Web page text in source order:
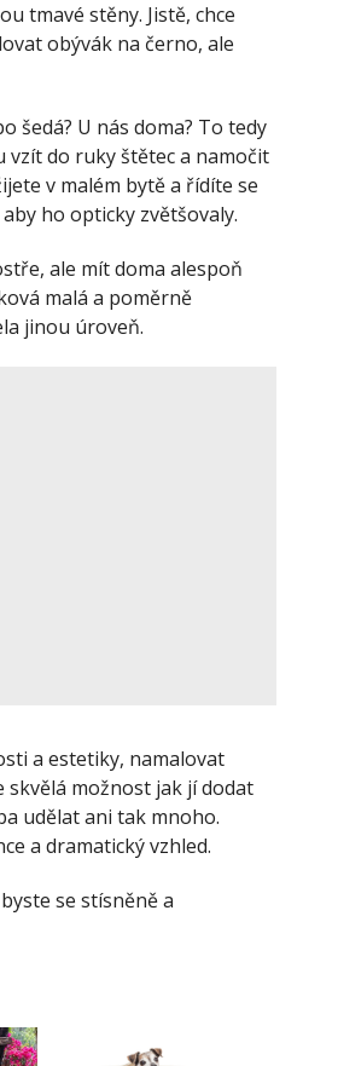
tmavé stěny. Jistě, chce
obývák na černo, ale
šedá? U nás doma? To tedy
vzít do ruky štětec a namočit
v malém bytě a řídíte se
ho opticky zvětšovaly.
ale mít doma alespoň
malá a poměrně
jinou úroveň.
a estetiky, namalovat
skvělá možnost jak jí dodat
udělat ani tak mnoho.
a dramatický vzhled.
se stísněně a